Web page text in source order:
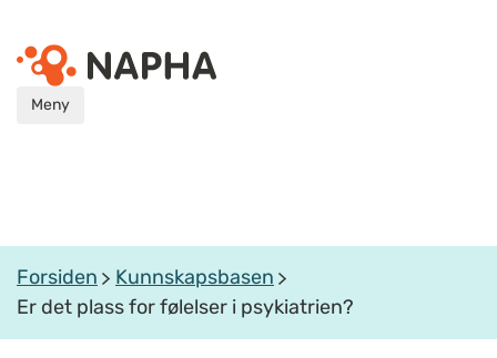
Meny
Forsiden
Kunnskapsbasen
Er det plass for følelser i psykiatrien?